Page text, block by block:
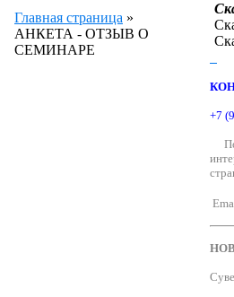
Главная страница »
АНКЕТА - ОТЗЫВ О
СЕМИНАРЕ
+7